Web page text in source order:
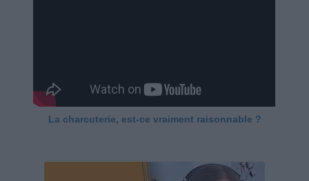
La charcuterie, est-ce vraiment raisonnable ?